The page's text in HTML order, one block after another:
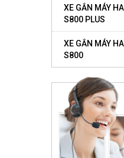
XE GẮN MÁY
S800 PLUS
XE GẮN MÁY
S800